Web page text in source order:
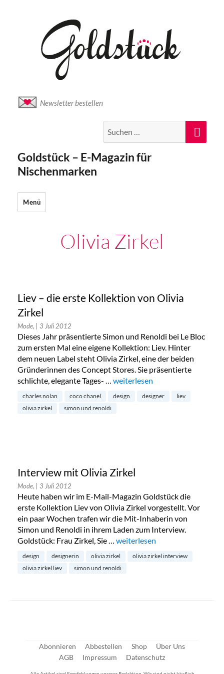
Newsletter bestellen
nach:
Goldstück – E-Magazin für
Nischenmarken
Menü
Olivia Zirkel
Liev – die erste Kollektion von Olivia
Zirkel
Mode, | 3 Juli 2012
Dieses Jahr präsentierte Simon und Renoldi bei Le Bloc
zum ersten Mal eine eigene Kollektion: Liev. Hinter
dem neuen Label steht Olivia Zirkel, eine der beiden
Gründerinnen des Concept Stores. Sie präsentierte
schlichte, elegante Tages- … „Liev – die erste Kollektion von
weiterlesen
charles nolan coco chanel design designer
liev
olivia zirkel
simon und renoldi
Interview mit Olivia Zirkel
Mode, | 3 Juli 2012
Heute haben wir im E-Mail-Magazin Goldstück die
erste Kollektion Liev von Olivia Zirkel vorgestellt. Vor
ein paar Wochen trafen wir die Mit-Inhaberin von
Simon und Renoldi in ihrem Laden zum Interview.
Goldstück: Frau Zirkel, Sie … „Interview mit Olivia Zirkel“
weiterlesen
design designerin olivia zirkel
olivia zirkel interview
olivia zirkel liev
simon und renoldi
Abonnieren Abbestellen Shop
Über Uns
AGB
Impressum Datenschutz